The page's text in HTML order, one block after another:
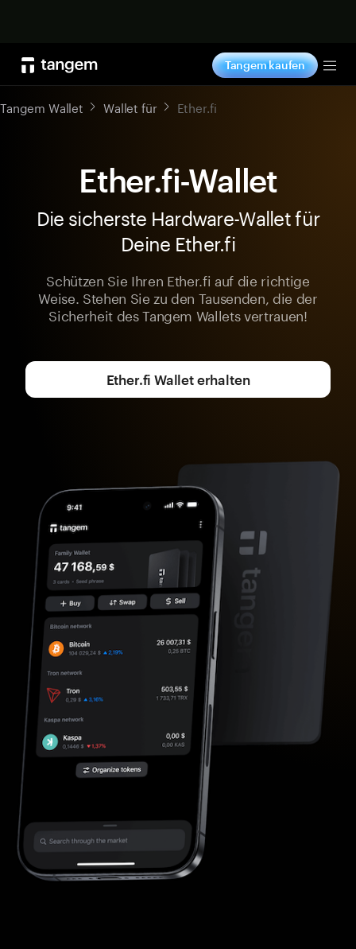
Tangem kaufen
Tangem Wallet Wallet für Ether.fi
Ether.fi-Wallet
Die sicherste Hardware-Wallet für
Deine Ether.fi
Schützen Sie Ihren Ether.fi auf die richtige
Weise. Stehen Sie zu den Tausenden, die der
Sicherheit des Tangem Wallets vertrauen!
Ether.fi Wallet erhalten